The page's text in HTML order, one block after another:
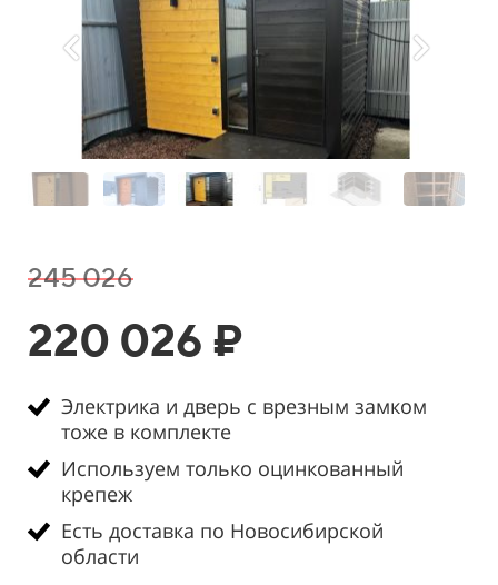
245 026
220 026 ₽
Электрика и дверь с врезным замком
тоже в комплекте
Используем только оцинкованный
крепеж
Есть доставка по Новосибирской
области